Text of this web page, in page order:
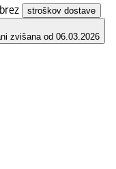
stroškov dostave
ni zvišana od 06.03.2026